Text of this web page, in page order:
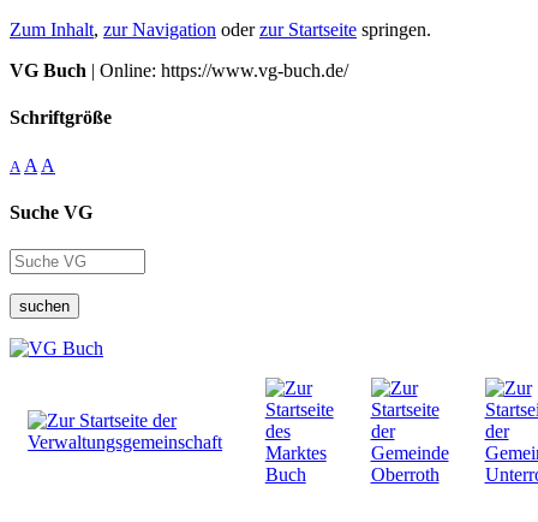
Zum Inhalt, zur Navigation oderzur Startseite springen.
VG Buch | Online: https://www.vg-buch.de/
Schriftgröße
A A A
Suche VG
suchen